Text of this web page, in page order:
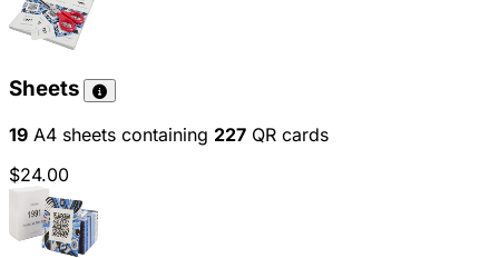
Sheets
19 A4 sheets containing 227 QR cards
$24.00